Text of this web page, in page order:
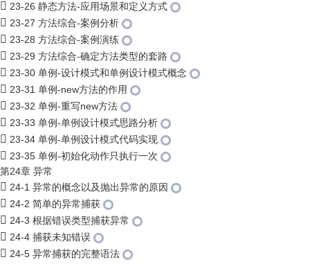
23-26 静态方法-应用场景和定义方式
23-27 方法综合-案例分析
23-28 方法综合-案例演练
23-29 方法综合-确定方法类型的套路
23-30 单例-设计模式和单例设计模式概念
23-31 单例-new方法的作用
23-32 单例-重写new方法
23-33 单例-单例设计模式思路分析
23-34 单例-单例设计模式代码实现
23-35 单例-初始化动作只执行一次
第24章 异常
24-1 异常的概念以及抛出异常的原因
24-2 简单的异常捕获
24-3 根据错误类型捕获异常
24-4 捕获未知错误
24-5 异常捕获的完整语法